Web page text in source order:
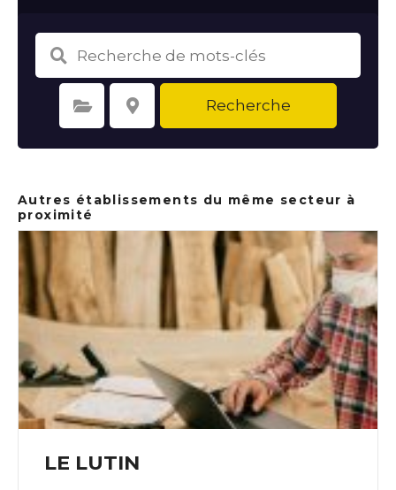
Sélectionnez une catégorie Sélectionnez le lieu Recherche
Autres établissements du même secteur à
proximité
LE LUTIN